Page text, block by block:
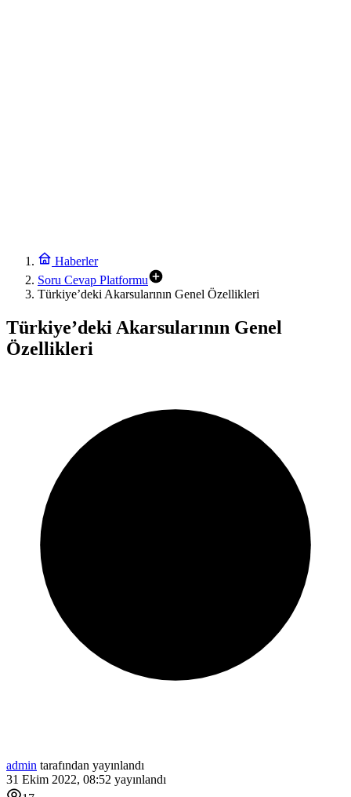
Haberler
Soru Cevap Platformu
Türkiye’deki Akarsularının Genel Özellikleri
Türkiye’deki Akarsularının Genel
Özellikleri
admin tarafından yayınlandı
31 Ekim 2022, 08:52 yayınlandı